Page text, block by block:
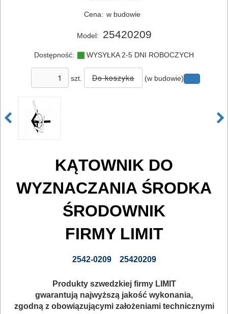
AKUMULATOROWE
AKCESORIA
ELEKTRONARZĘDZI
MAGAZYNOWANIE
TRANSPORTOWANIE
POMIAROWE
NARZĘDZIA
BUDOWLANE
AKCESORIA
MASZYNKI
Cena: w budowie
Model: 25420209
Dostępność: WYSYŁKA 2-5 DNI ROBOCZYCH
szt. (w budowie)
KĄTOWNIK DO
WYZNACZANIA ŚRODKA
ŚRODOWNIK
FIRMY LIMIT
2542-0209 25420209
Produkty szwedzkiej firmy LIMIT
gwarantują najwyższą jakość wykonania,
zgodną z obowiązującymi założeniami technicznymi